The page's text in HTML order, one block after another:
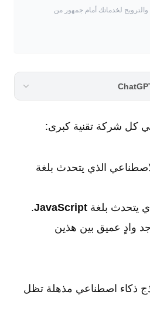
لخدماتك أمام جمهور من
كل شركة تقنية كبرى:
الذي يتحدث بلغة
يتحدث بلغة JavaScript
.
وادٍ عميق بين هذين
ذكاء اصطناعي مذهلة تظل